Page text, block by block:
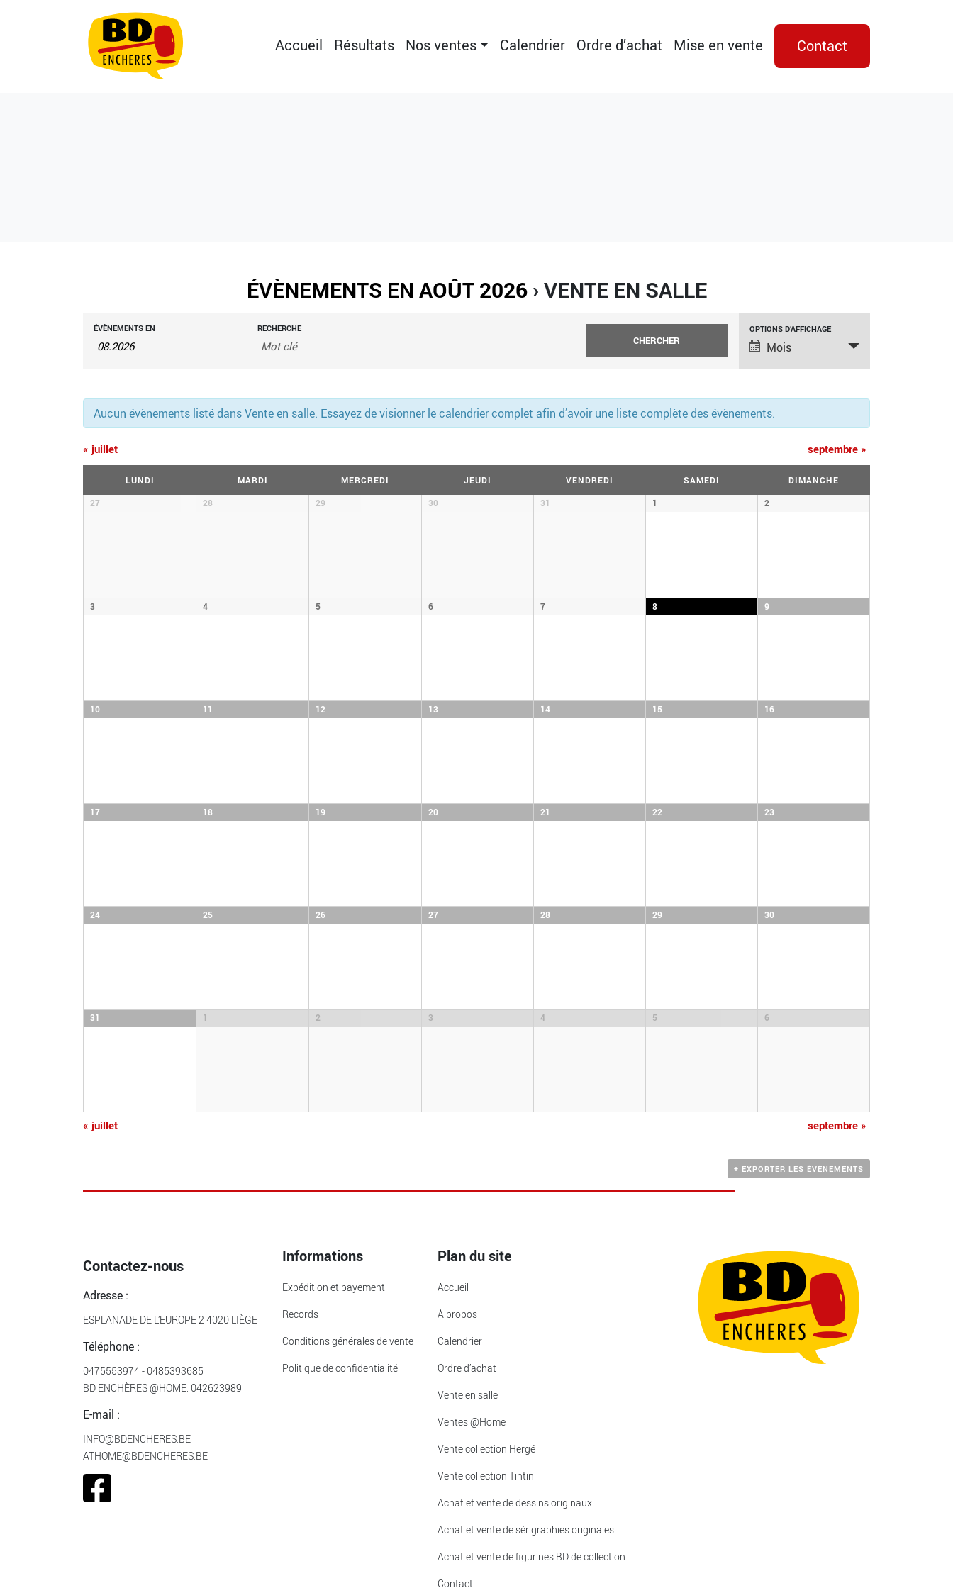
Accueil Résultats Nos ventes Calendrier Ordre d’achat Mise en vente Contact
ÉVÈNEMENTS EN AOÛT 2026› VENTE EN SALLE
RECHERCHE
ET
DE
VUES
ÉVÈNEMENTS
RECHERCHER
ÉVÈNEMENTS
ÉVÈNEMENTS EN RECHERCHE
NAVIGATION
DE
ÉVÈNEMENT
OPTIONS D’AFFICHAGE
Mois
Aucun évènements listé dans Vente en salle. Essayez de visionner le calendrier complet afin d’avoir une liste complète des évènements.
« juillet septembre »
CALENDRIER
DE
Calendrier
LUNDI MARDI MERCREDI JEUDI VENDREDI SAMEDI
DIMANCHE
27
28 29 30 31 1 2
3 4 5 6 7 8 9
10 11 12 13 14 15 16
17 18 19 20 21 22 23
24 25 26 27 28 29 30
31 1 2 3 4 5 6
« juillet septembre »
+ EXPORTER LES ÉVÈNEMENTS
Contactez-nous
Adresse :
ESPLANADE DE L’EUROPE 2 4020 LIÈGE
Téléphone :
0475553974- 0485393685
BD ENCHÈRES @HOME: 042623989
E-mail :
INFO@BDENCHERES.BE
ATHOME@BDENCHERES.BE
Informations
Expédition et payement
Records
Conditions générales de vente
Politique de confidentialité
Plan du site
Accueil
À propos
Calendrier
Ordre d’achat
Vente en salle
Ventes @Home
Vente collection Hergé
Vente collection Tintin
Achat et vente de dessins originaux
Achat et vente de sérigraphies originales
Achat et vente de figurines BD de collection
Contact